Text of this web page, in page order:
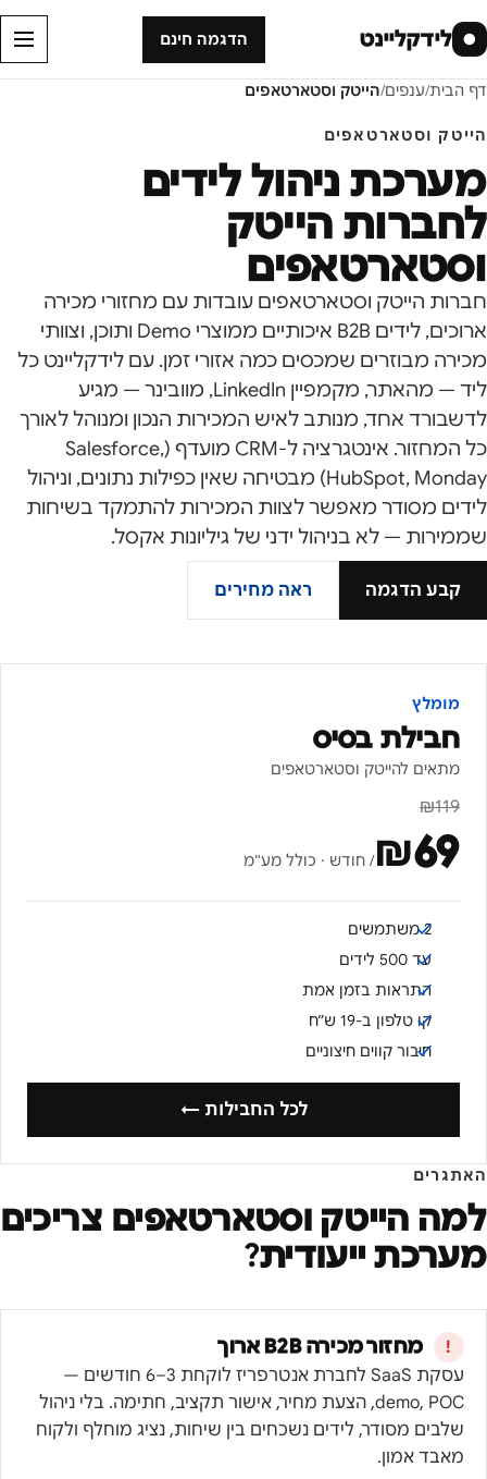
● לידקליינט הדגמה חינם
דף הבית/ענפים/הייטק וסטארטאפים
הייטק וסטארטאפים
מערכת ניהול לידים
לחברות הייטק
וסטארטאפים
חברות הייטק וסטארטאפים עובדות עם מחזורי מכירה
ארוכים, לידים B2B איכותיים ממוצרי Demo ותוכן, וצוותי
מכירה מבוזרים שמכסים כמה אזורי זמן. עם לידקליינט כל
ליד — מהאתר, מקמפיין LinkedIn, מוובינר — מגיע
לדשבורד אחד, מנותב לאיש המכירות הנכון ומנוהל לאורך
כל המחזור. אינטגרציה ל-CRM מועדף (Salesforce,
HubSpot, Monday) מבטיחה שאין כפילות נתונים, וניהול
לידים מסודר מאפשר לצוות המכירות להתמקד בשיחות
שממירות — לא בניהול ידני של גיליונות אקסל.
קבע הדגמה ראה מחירים
מומלץ
חבילת בסיס
מתאים להייטק וסטארטאפים
₪119
₪69 / חודש · כולל מע"מ
2 משתמשים
עד 500 לידים
התראות בזמן אמת
קו טלפון ב-19 ש״ח
חיבור קווים חיצוניים
לכל החבילות ←
האתגרים
למה הייטק וסטארטאפים צריכים
מערכת ייעודית?
מחזור מכירה B2B ארוך
עסקת SaaS לחברת אנטרפריז לוקחת 3–6 חודשים —
demo, POC, הצעת מחיר, אישור תקציב, חתימה. בלי ניהול
שלבים מסודר, לידים נשכחים בין שיחות, נציג מוחלף ולקוח
מאבד אמון.